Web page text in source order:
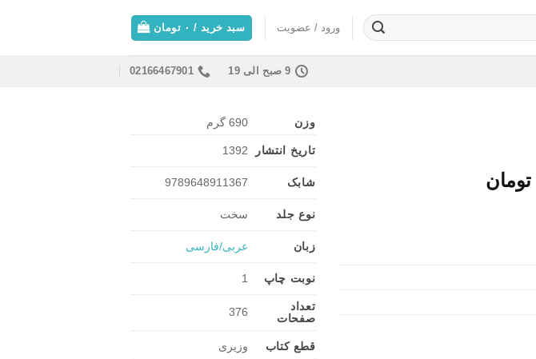
ورود / عضویت سبد خرید / ۰ تومان
9 صبح الی 19 02166467901
تومانقیمت
وزن 690 گرم
تاریخ انتشار 1392
شابک 9789648911367
نوع جلد سخت
زبان عربی/فارسی
نوبت چاپ 1
تعداد
صفحات
376
قطع کتاب وزیری